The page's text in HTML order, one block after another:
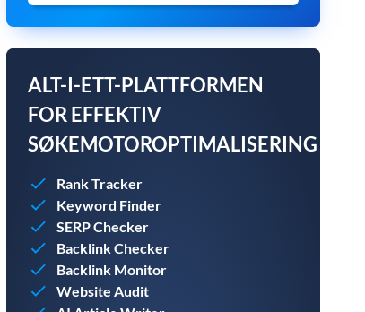
ALT-I-ETT-PLATTFORMEN
FOR EFFEKTIV
SØKEMOTOROPTIMALISERING
Rank Tracker
Keyword Finder
SERP Checker
Backlink Checker
Backlink Monitor
Website Audit